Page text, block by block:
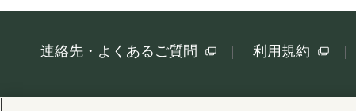
連絡先・よくあるご質問 利用規約